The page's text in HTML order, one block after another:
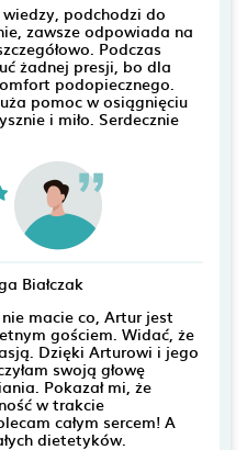
podchodzi do
zawsze odpowiada na
Podczas
żadnej presji, bo dla
podopiecznego.
pomoc w osiągnięciu
i miło. Serdecznie
Białczak
macie co, Artur jest
gościem. Widać, że
Dzięki Arturowi i jego
swoją głowę
Pokazał mi, że
w trakcie
całym sercem! A
dietetyków.